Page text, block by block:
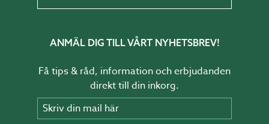
ANMÄL DIG TILL VÅRT NYHETSBREV!
Få tips & råd, information och erbjudanden
direkt till din inkorg.
Skriv din mail här